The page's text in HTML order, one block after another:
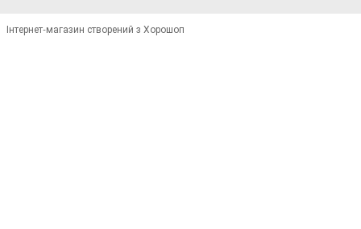
Інтернет-магазин створений з Хорошоп